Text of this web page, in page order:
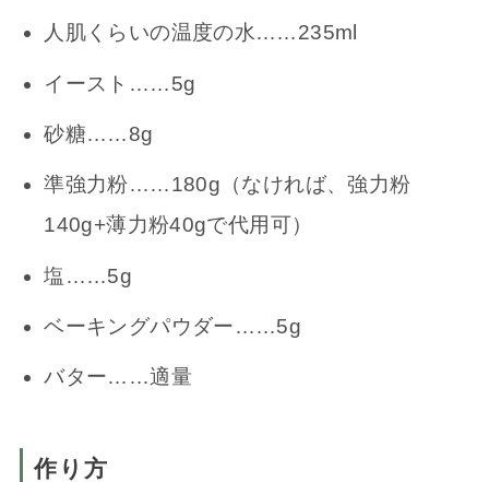
人肌くらいの温度の水……235ml
イースト……5g
砂糖……8g
準強力粉……180g（なければ、強力粉
140g+薄力粉40gで代用可）
塩……5g
ベーキングパウダー……5g
バター……適量
作り方